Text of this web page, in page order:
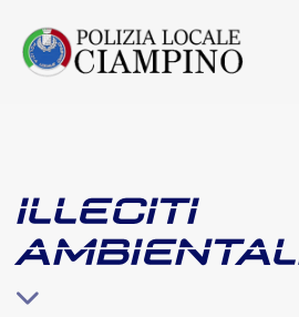
ILLECITI